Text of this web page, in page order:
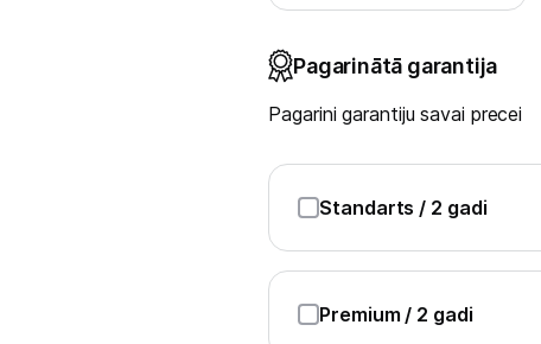
Pagarinātā garantija
Pagarini garantiju savai precei
Standarts / 2 gadi
Premium / 2 gadi